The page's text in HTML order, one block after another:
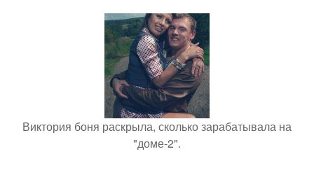
Виктория боня раскрыла, сколько зарабатывала на
"доме-2".